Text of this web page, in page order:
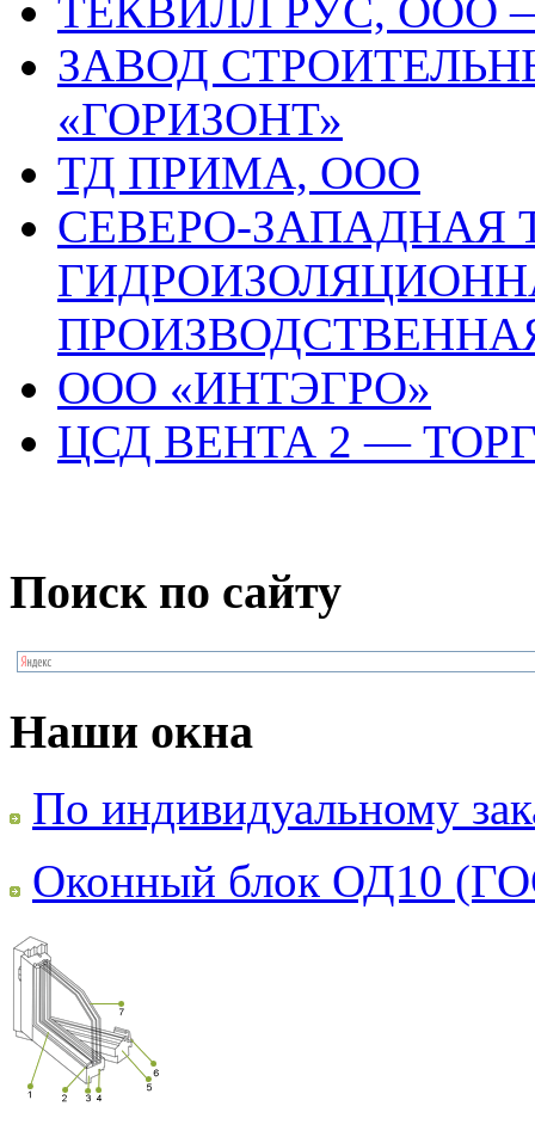
ТЕКВИЛЛ РУС, ООО
ЗАВОД
«ГОРИЗОНТ»
ТД ПРИМА, ООО
СЕВЕРО-ЗАПАДНАЯ
ООО «ИНТЭГРО»
ЦСД ВЕНТА 2 —
Поиск по сайту
Наши окна
По индивидуальному
Оконный блок ОД10